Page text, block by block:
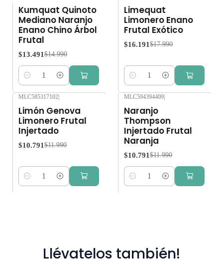
Kumquat Quinoto
Mediano Naranjo
Enano Chino Árbol
Frutal
$13.491 $14.990
Cantidad
Limequat
Limonero Enano
Frutal Exótico
$16.191 $17.990
Cantidad
MLC585317102
Limón Genova
Limonero Frutal
Injertado
$10.791 $11.990
Cantidad
MLC594394409
Naranjo
Thompson
Injertado Frutal
Naranja
$10.791 $11.990
Cantidad
Llévatelos también!